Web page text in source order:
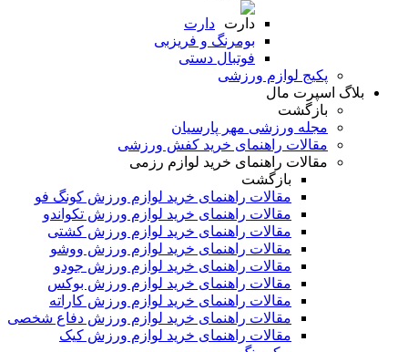
دارت
بومرنگ و فریزبی
فوتبال دستی
پکیج لوازم ورزشی
بلاگ اسپرت مال
بازگشت
مجله ورزشی مهر پارسیان
مقالات راهنمای خرید کفش ورزشی
مقالات راهنمای خرید لوازم رزمی
بازگشت
مقالات راهنمای خرید لوازم ورزش کونگ فو
مقالات راهنمای خرید لوازم ورزش تکواندو
مقالات راهنمای خرید لوازم ورزش کشتی
مقالات راهنمای خرید لوازم ورزش ووشو
مقالات راهنمای خرید لوازم ورزش جودو
مقالات راهنمای خرید لوازم ورزش بوکس
مقالات راهنمای خرید لوازم ورزش کاراته
مقالات راهنمای خرید لوازم ورزش دفاع شخصی
مقالات راهنمای خرید لوازم ورزش کیک